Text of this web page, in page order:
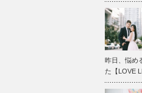
昨日、悩め
た【LOVE